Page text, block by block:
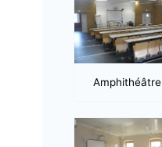
Amphithéâtre